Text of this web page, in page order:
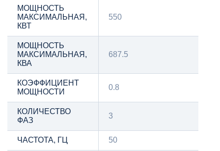
МОЩНОСТЬ
МАКСИМАЛЬНАЯ,
КВТ
550
МОЩНОСТЬ
МАКСИМАЛЬНАЯ,
КВА
687.5
КОЭФФИЦИЕНТ
МОЩНОСТИ
0.8
КОЛИЧЕСТВО
ФАЗ
3
ЧАСТОТА, ГЦ 50